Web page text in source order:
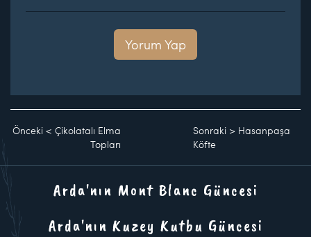
Yorum Yap
Önceki < Çikolatalı Elma
Topları
Sonraki > Hasanpaşa
Köfte
Arda'nın Mont Blanc Güncesi
Arda'nın Kuzey Kutbu Güncesi